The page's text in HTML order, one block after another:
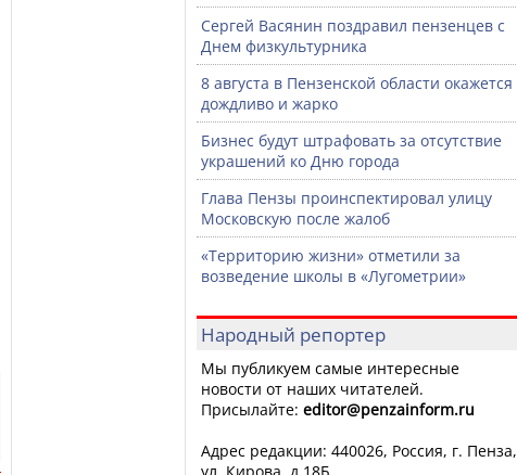
Сергей Васянин поздравил пензенцев с
Днем физкультурника
8 августа в Пензенской области окажется
дождливо и жарко
Бизнес будут штрафовать за отсутствие
украшений ко Дню города
Глава Пензы проинспектировал улицу
Московскую после жалоб
«Территорию жизни» отметили за
возведение школы в «Лугометрии»
Народный репортер
Мы публикуем самые интересные
новости от наших читателей.
Присылайте: editor@penzainform.ru
Адрес редакции: 440026, Россия, г. Пенза,